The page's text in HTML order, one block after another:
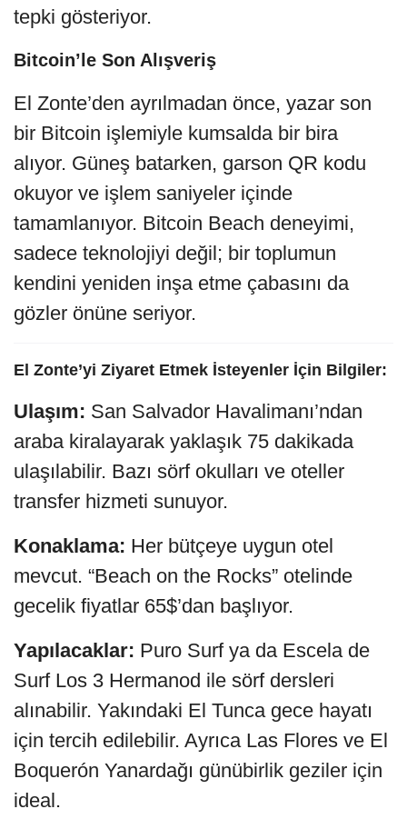
tepki gösteriyor.
Bitcoin’le Son Alışveriş
El Zonte’den ayrılmadan önce, yazar son
bir Bitcoin işlemiyle kumsalda bir bira
alıyor. Güneş batarken, garson QR kodu
okuyor ve işlem saniyeler içinde
tamamlanıyor. Bitcoin Beach deneyimi,
sadece teknolojiyi değil; bir toplumun
kendini yeniden inşa etme çabasını da
gözler önüne seriyor.
El Zonte’yi Ziyaret Etmek İsteyenler İçin Bilgiler:
Ulaşım: San Salvador Havalimanı’ndan
araba kiralayarak yaklaşık 75 dakikada
ulaşılabilir. Bazı sörf okulları ve oteller
transfer hizmeti sunuyor.
Konaklama: Her bütçeye uygun otel
mevcut. “Beach on the Rocks” otelinde
gecelik fiyatlar 65$’dan başlıyor.
Yapılacaklar: Puro Surf ya da Escela de
Surf Los 3 Hermanod ile sörf dersleri
alınabilir. Yakındaki El Tunca gece hayatı
için tercih edilebilir. Ayrıca Las Flores ve El
Boquerón Yanardağı günübirlik geziler için
ideal.